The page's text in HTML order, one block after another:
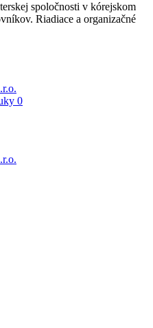
spoločnosti v kórejskom
Riadiace a organizačné
0